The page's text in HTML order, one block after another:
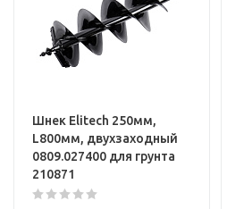
Шнек Elitech 250мм,
L800мм, двухзаходный
0809.027400 для грунта
210871